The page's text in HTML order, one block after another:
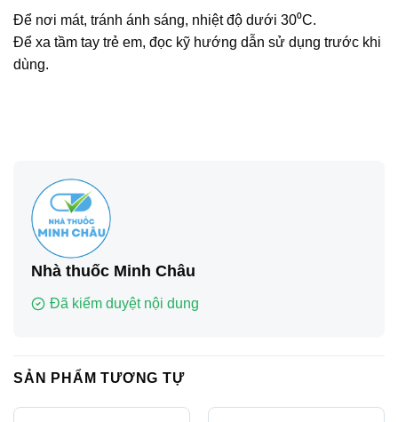
Để nơi mát, tránh ánh sáng, nhiệt độ dưới 30⁰C.
Để xa tầm tay trẻ em, đọc kỹ hướng dẫn sử dụng trước khi
dùng.
Nhà thuốc Minh Châu
Đã kiểm duyệt nội dung
SẢN PHẨM TƯƠNG TỰ